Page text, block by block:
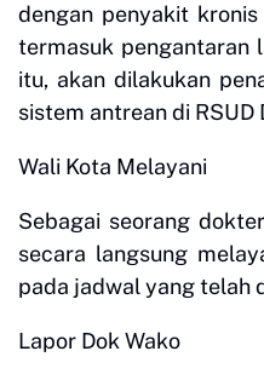
dengan penyakit
termasuk pengantaran
itu, akan dilakukan
sistem antrean di RSUD
Wali Kota Melayani
Sebagai seorang
secara langsung
pada jadwal yang telah
Lapor Dok Wako